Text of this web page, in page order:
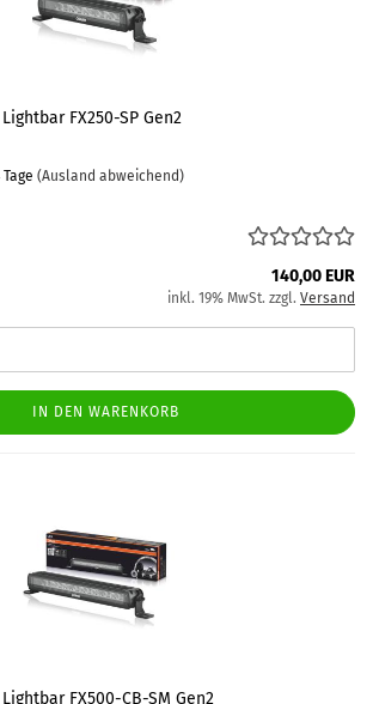
FX250-SP Gen2
(Ausland abweichend)
140,00 EUR
inkl. 19% MwSt. zzgl. Versand
IN DEN WARENKORB
FX500-CB-SM Gen2